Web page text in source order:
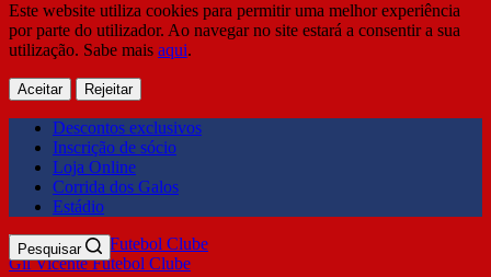
Este website utiliza cookies para permitir uma melhor experiência
por parte do utilizador. Ao navegar no site estará a consentir a sua
utilização. Sabe mais aqui.
Aceitar Rejeitar
Descontos exclusivos
Inscrição de sócio
Loja Online
Corrida dos Galos
Estádio
Gil Vicente Futebol Clube
Pesquisar